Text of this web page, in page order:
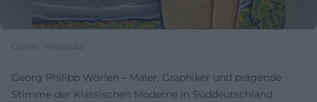
Quelle: Wikipedia
Georg Philipp Wörlen – Maler, Graphiker und prägende
Stimme der Klassischen Moderne in Süddeutschland